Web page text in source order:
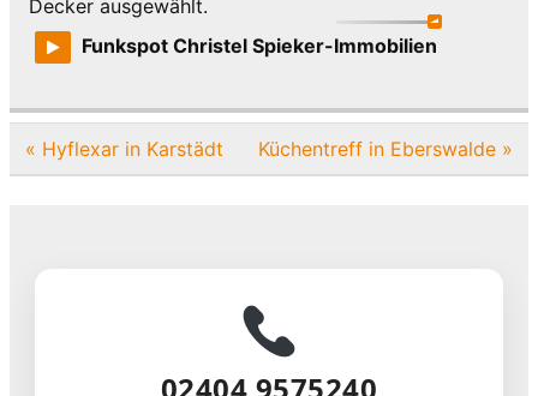
Decker ausgewählt.
Funkspot Christel Spieker-Immobilien
Beitragsnavigation
« Hyflexar in Karstädt Küchentreff in Eberswalde »
02404 9575240